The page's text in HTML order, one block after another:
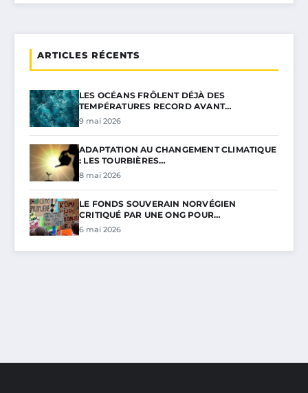
ARTICLES RÉCENTS
LES OCÉANS FRÔLENT DÉJÀ DES
TEMPÉRATURES RECORD AVANT…
9 mai 2026
ADAPTATION AU CHANGEMENT CLIMATIQUE
: LES TOURBIÈRES…
8 mai 2026
LE FONDS SOUVERAIN NORVÉGIEN
CRITIQUÉ PAR UNE ONG POUR…
6 mai 2026